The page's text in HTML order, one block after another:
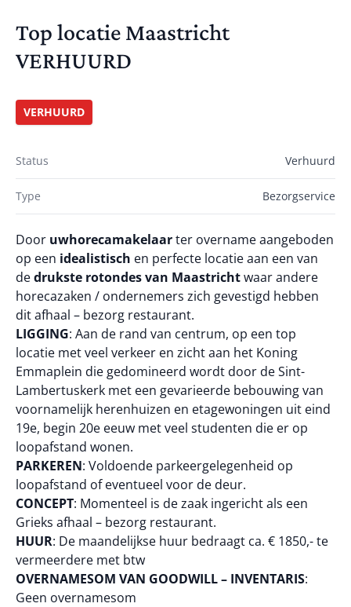
Top locatie Maastricht
VERHUURD
VERHUURD
Status Verhuurd
Type Bezorgservice
Door uwhorecamakelaarter overname aangeboden
op een idealistisch en perfecte locatie aan een van
dedrukste rotondes van Maastrichtwaar andere
horecazaken / ondernemers zich gevestigd hebben
dit afhaal – bezorg restaurant.
LIGGING: Aan de rand van centrum, op een top
locatie met veel verkeer en zicht aan het Koning
Emmaplein die gedomineerd wordt door deSint-
Lambertuskerk met een gevarieerde bebouwing van
voornamelijk herenhuizen en etagewoningen uit eind
19e, begin 20e eeuw met veel studenten die er op
loopafstand wonen.
PARKEREN: Voldoende parkeergelegenheid op
loopafstand of eventueel voor de deur.
CONCEPT: Momenteel is de zaak ingericht als een
Grieks afhaal – bezorg restaurant.
HUUR: De maandelijkse huur bedraagt ca. € 1850,- te
vermeerdere met btw
OVERNAMESOM VAN GOODWILL – INVENTARIS:
Geen overnamesom